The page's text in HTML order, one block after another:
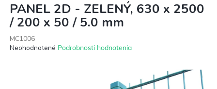
PANEL 2D - ZELENÝ, 630 x 2500
/ 200 x 50 / 5.0 mm
MC1006
Priemerné
Neohodnotené Podrobnosti hodnotenia